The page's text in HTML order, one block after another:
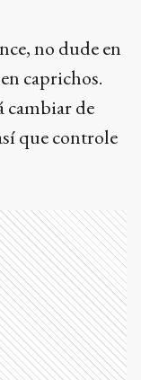
no dude en
caprichos.
cambiar de
que controle